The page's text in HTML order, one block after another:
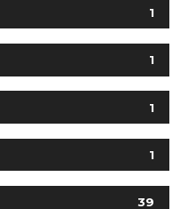
1
1
1
1
39